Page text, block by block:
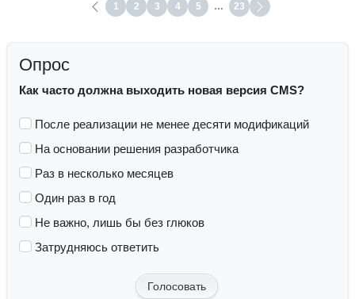
1 2 3 4 5 … 23
Опрос
Как часто должна выходить новая версия CMS?
После реализации не менее десяти модификаций
На основании решения разработчика
Раз в несколько месяцев
Один раз в год
Не важно, лишь бы без глюков
Затрудняюсь ответить
Голосовать